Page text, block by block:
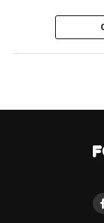
manhã. Eu
final. Fiquei
estava me
para